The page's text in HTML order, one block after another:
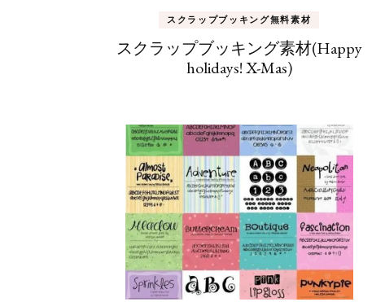
スクラップブッキング無料素材
スクラップブッキング素材(Happy
holidays! X-Mas)